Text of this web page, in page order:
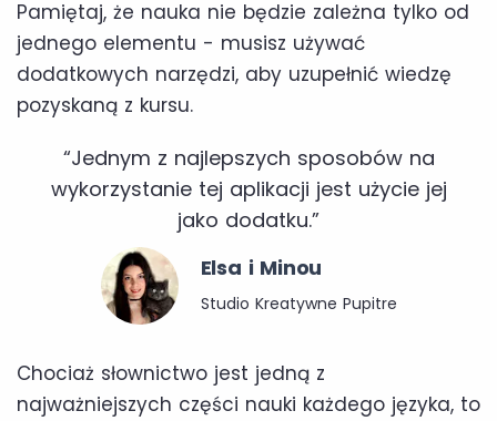
Pamiętaj, że nauka nie będzie zależna tylko od
jednego elementu - musisz używać
dodatkowych narzędzi, aby uzupełnić wiedzę
pozyskaną z kursu.
“Jednym z najlepszych sposobów na
wykorzystanie tej aplikacji jest użycie jej
jako dodatku.”
Elsa i Minou
Studio Kreatywne Pupitre
Chociaż słownictwo jest jedną z
najważniejszych części nauki każdego języka, to